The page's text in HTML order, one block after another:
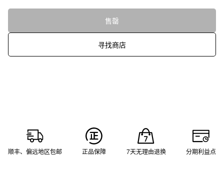
售罄
寻找商店
顺丰、偏远地区包邮 正品保障 7天无理由退换 分期利益点